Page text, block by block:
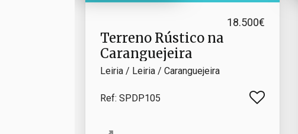
18.500€
Terreno Rústico na
Caranguejeira
Leiria / Leiria / Caranguejeira
Ref: SPDP105